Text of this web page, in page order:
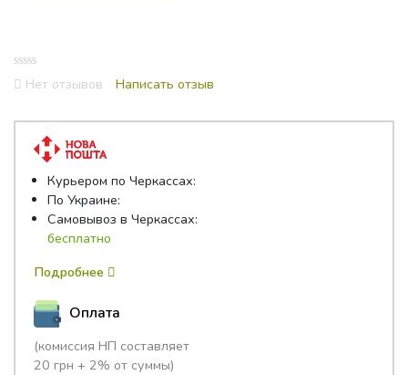
0
out
5
Нет отзывов Написать отзыв
Курьером по Черкассах:
По Украине:
Самовывоз в Черкассах:
бесплатно
Подробнее
Оплата
(комиссия НП составляет
20 грн + 2% от суммы)